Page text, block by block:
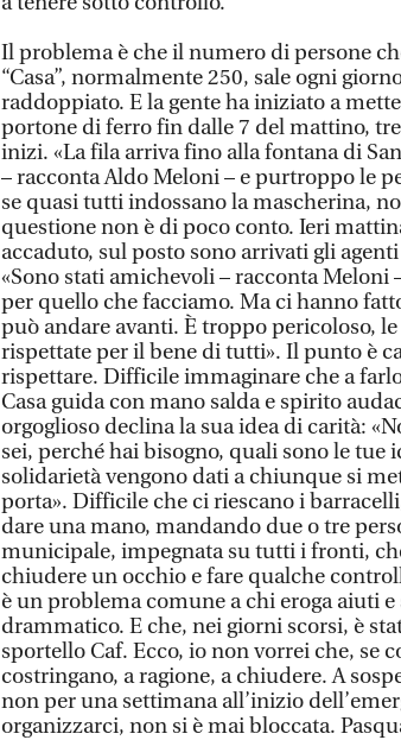
Il problema è che il numero di persone
“Casa”, normalmente 250, sale ogni
raddoppiato. E la gente ha iniziato a
portone di ferro fin dalle 7 del mattino,
inizi. «La fila arriva fino alla fontana di
– racconta Aldo Meloni – e purtroppo le
se quasi tutti indossano la mascherina,
questione non è di poco conto. Ieri
accaduto, sul posto sono arrivati gli
«Sono stati amichevoli – racconta
per quello che facciamo. Ma ci hanno
può andare avanti. È troppo pericoloso,
rispettate per il bene di tutti». Il punto è
rispettare. Difficile immaginare che a
Casa guida con mano salda e spirito
orgoglioso declina la sua idea di carità:
sei, perché hai bisogno, quali sono le tue
solidarietà vengono dati a chiunque si
porta». Difficile che ci riescano i
dare una mano, mandando due o tre
municipale, impegnata su tutti i fronti,
chiudere un occhio e fare qualche
è un problema comune a chi eroga aiuti
drammatico. E che, nei giorni scorsi, è
sportello Caf. Ecco, io non vorrei che, se
costringano, a ragione, a chiudere. A
non per una settimana all’inizio
organizzarci, non si è mai bloccata.